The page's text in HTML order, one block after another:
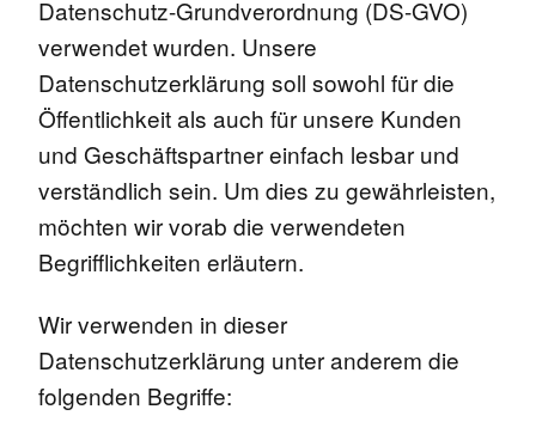
Datenschutz-Grundverordnung (DS-GVO)
verwendet wurden. Unsere
Datenschutzerklärung soll sowohl für die
Öffentlichkeit als auch für unsere Kunden
und Geschäftspartner einfach lesbar und
verständlich sein. Um dies zu gewährleisten,
möchten wir vorab die verwendeten
Begrifflichkeiten erläutern.
Wir verwenden in dieser
Datenschutzerklärung unter anderem die
folgenden Begriffe: